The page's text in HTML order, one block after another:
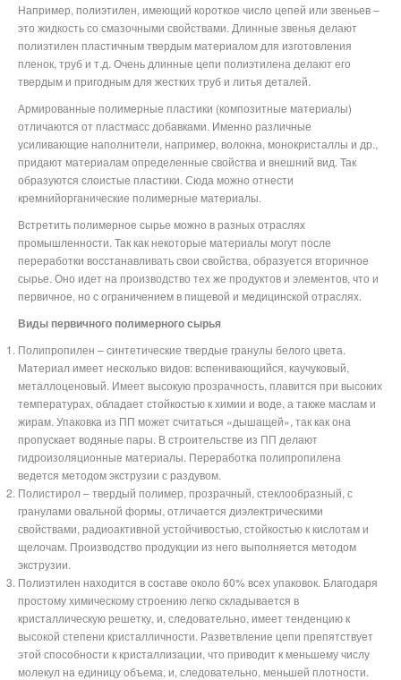
Например, полиэтилен, имеющий короткое число цепей или звеньев –
это жидкость со смазочными свойствами. Длинные звенья делают
полиэтилен пластичным твердым материалом для изготовления
пленок, труб и т.д. Очень длинные цепи полиэтилена делают его
твердым и пригодным для жестких труб и литья деталей.
Армированные полимерные пластики (композитные материалы)
отличаются от пластмасс добавками. Именно различные
усиливающие наполнители, например, волокна, монокристаллы и др.,
придают материалам определенные свойства и внешний вид. Так
образуются слоистые пластики. Сюда можно отнести
кремнийорганические полимерные материалы.
Встретить полимерное сырье можно в разных отраслях
промышленности. Так как некоторые материалы могут после
переработки восстанавливать свои свойства, образуется вторичное
сырье. Оно идет на производство тех же продуктов и элементов, что и
первичное, но с ограничением в пищевой и медицинской отраслях.
Виды первичного полимерного сырья
Полипропилен – синтетические твердые гранулы белого цвета.
Материал имеет несколько видов: вспенивающийся, каучуковый,
металлоценовый. Имеет высокую прозрачность, плавится при высоких
температурах, обладает стойкостью к химии и воде, а также маслам и
жирам. Упаковка из ПП может считаться «дышащей», так как она
пропускает водяные пары. В строительстве из ПП делают
гидроизоляционные материалы. Переработка полипропилена
ведется методом экструзии с раздувом.
Полистирол – твердый полимер, прозрачный, стеклообразный, с
гранулами овальной формы, отличается диэлектрическими
свойствами, радиоактивной устойчивостью, стойкостью к кислотам и
щелочам. Производство продукции из него выполняется методом
экструзии.
Полиэтилен находится в составе около 60% всех упаковок. Благодаря
простому химическому строению легко складывается в
кристаллическую решетку, и, следовательно, имеет тенденцию к
высокой степени кристалличности. Разветвление цепи препятствует
этой способности к кристаллизации, что приводит к меньшему числу
молекул на единицу объема, и, следовательно, меньшей плотности.